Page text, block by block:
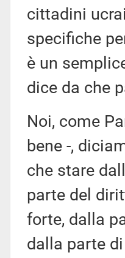
cittadini
specifiche
è un
dice da che
Noi, come
bene -,
che stare
parte del
forte, dalla
dalla parte